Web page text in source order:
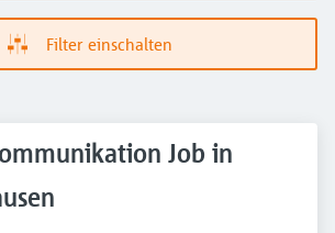
Filter einschalten
Job in